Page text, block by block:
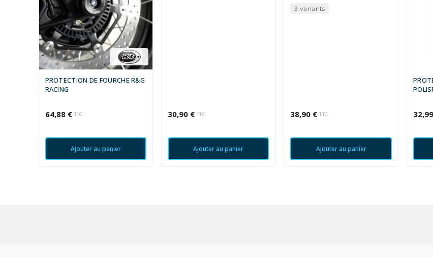
PROTECTION DE FOURCHE R&G
RACING
64,88 € TTC
Ajouter au panier
30,90 € TTC
Ajouter au panier
3 variants
38,90 € TTC
Ajouter au panier